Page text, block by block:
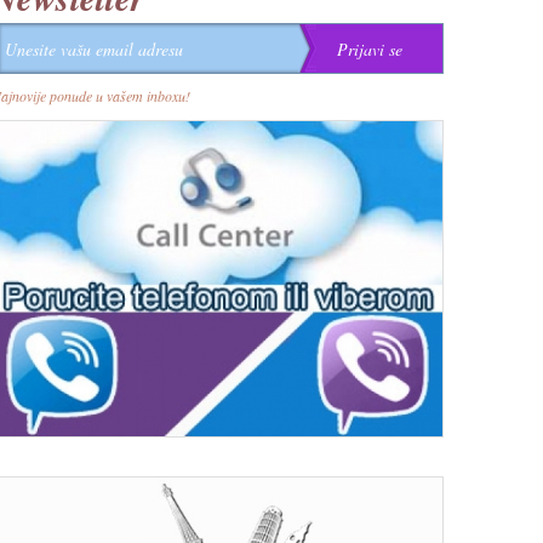
ponude u vašem inboxu!